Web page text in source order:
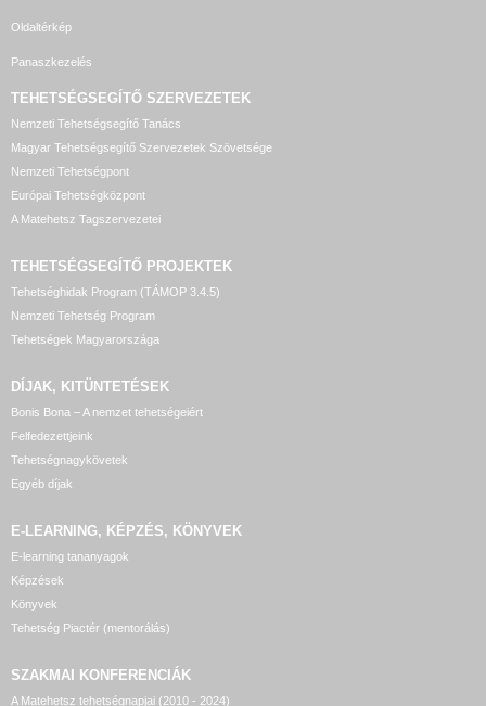
Oldaltérkép
Panaszkezelés
TEHETSÉGSEGÍTŐ SZERVEZETEK
Nemzeti Tehetségsegítő Tanács
Magyar Tehetségsegítő Szervezetek Szövetsége
Nemzeti Tehetségpont
Európai Tehetségközpont
A Matehetsz Tagszervezetei
TEHETSÉGSEGÍTŐ PROJEKTEK
Tehetséghidak Program (TÁMOP 3.4.5)
Nemzeti Tehetség Program
Tehetségek Magyarországa
DÍJAK, KITÜNTETÉSEK
Bonis Bona – A nemzet tehetségeiért
Felfedezettjeink
Tehetségnagykövetek
Egyéb díjak
E-LEARNING, KÉPZÉS, KÖNYVEK
E-learning tananyagok
Képzések
Könyvek
Tehetség Piactér (mentorálás)
SZAKMAI KONFERENCIÁK
A Matehetsz tehetségnapjai (2010 - 2024)